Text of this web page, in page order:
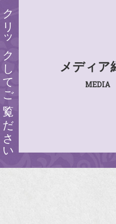
クリックしてご覧ください メディア
MEDIA